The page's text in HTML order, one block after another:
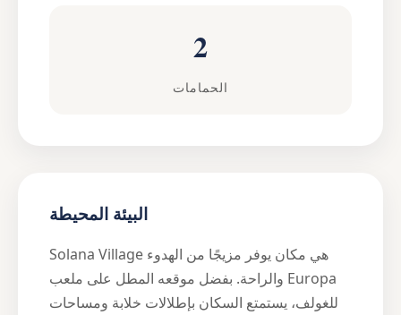
2
الحمامات
البيئة المحيطة
Solana Village هي مكان يوفر مزيجًا من الهدوء
والراحة. بفضل موقعه المطل على ملعب Europa
للغولف، يستمتع السكان بإطلالات خلابة ومساحات